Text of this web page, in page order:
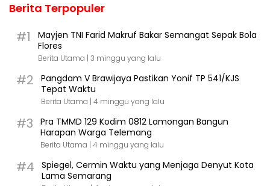
Berita Terpopuler
#1
Mayjen TNI Farid Makruf Bakar Semangat Sepak Bola
Flores
Berita Utama | 3 minggu yang lalu
#2
Pangdam V Brawijaya Pastikan Yonif TP 541/KJS
Tepat Waktu
Berita Utama | 4 minggu yang lalu
#3
Pra TMMD 129 Kodim 0812 Lamongan Bangun
Harapan Warga Telemang
Berita Utama | 4 minggu yang lalu
#4
Spiegel, Cermin Waktu yang Menjaga Denyut Kota
Lama Semarang